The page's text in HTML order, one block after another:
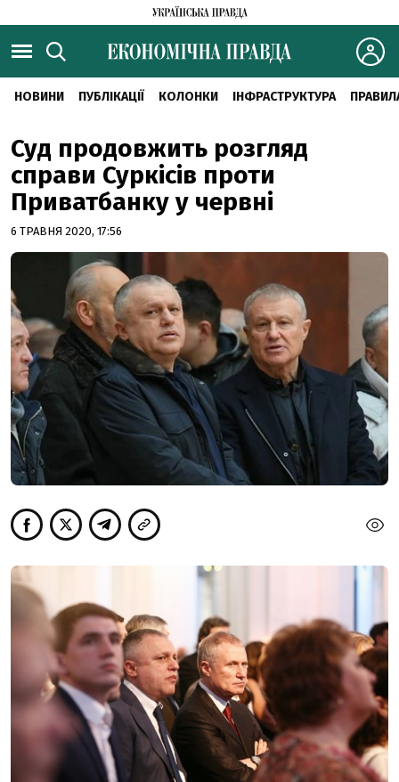
НОВИНИ ПУБЛІКАЦІЇ КОЛОНКИ ІНФРАСТРУКТУРА
Суд продовжить розгляд
справи Суркісів проти
Приватбанку у червні
6 ТРАВНЯ 2020, 17:56